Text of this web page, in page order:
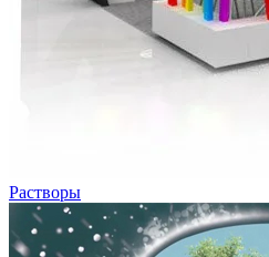
Растворы